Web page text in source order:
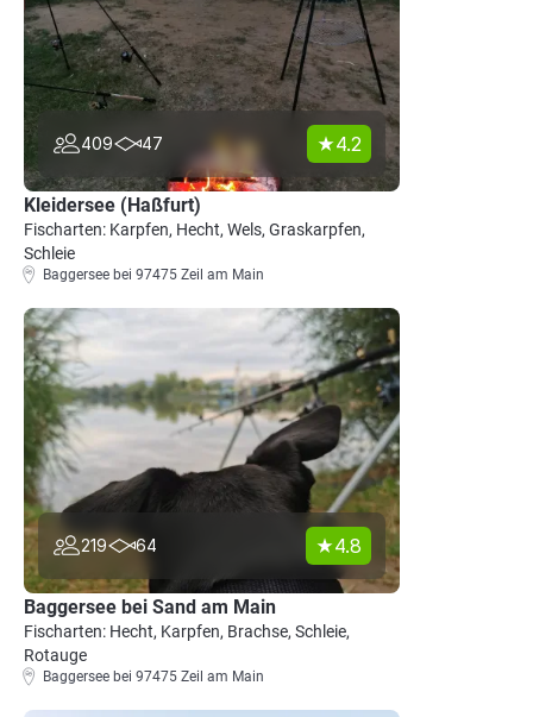
409 47 4.2
Kleidersee (Haßfurt)
Fischarten: Karpfen, Hecht, Wels, Graskarpfen,
Schleie
Baggersee bei 97475 Zeil am Main
219 64 4.8
Baggersee bei Sand am Main
Fischarten: Hecht, Karpfen, Brachse, Schleie,
Rotauge
Baggersee bei 97475 Zeil am Main